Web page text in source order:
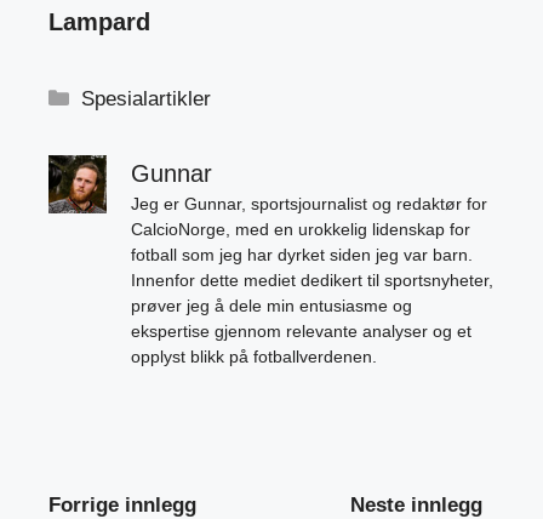
Lampard
Kategorier
Spesialartikler
Gunnar
Jeg er Gunnar, sportsjournalist og redaktør for
CalcioNorge, med en urokkelig lidenskap for
fotball som jeg har dyrket siden jeg var barn.
Innenfor dette mediet dedikert til sportsnyheter,
prøver jeg å dele min entusiasme og
ekspertise gjennom relevante analyser og et
opplyst blikk på fotballverdenen.
Forrige innlegg Neste innlegg